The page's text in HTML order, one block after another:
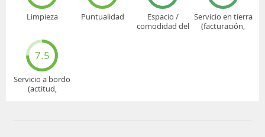
Limpieza Puntualidad
Espacio /
comodidad del
Servicio en tierra
(facturación,
7.5
Servicio a bordo
(actitud,